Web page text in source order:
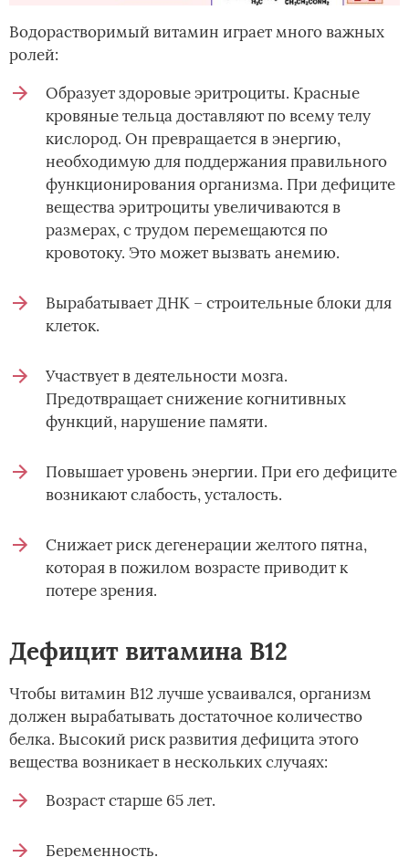
Водорастворимый витамин играет много важных
ролей:
Образует здоровые эритроциты. Красные
кровяные тельца доставляют по всему телу
кислород. Он превращается в энергию,
необходимую для поддержания правильного
функционирования организма. При дефиците
вещества эритроциты увеличиваются в
размерах, с трудом перемещаются по
кровотоку. Это может вызвать анемию.
Вырабатывает ДНК – строительные блоки для
клеток.
Участвует в деятельности мозга.
Предотвращает снижение когнитивных
функций, нарушение памяти.
Повышает уровень энергии. При его дефиците
возникают слабость, усталость.
Снижает риск дегенерации желтого пятна,
которая в пожилом возрасте приводит к
потере зрения.
Дефицит витамина В12
Чтобы витамин В12 лучше усваивался, организм
должен вырабатывать достаточное количество
белка. Высокий риск развития дефицита этого
вещества возникает в нескольких случаях:
Возраст старше 65 лет.
Беременность.